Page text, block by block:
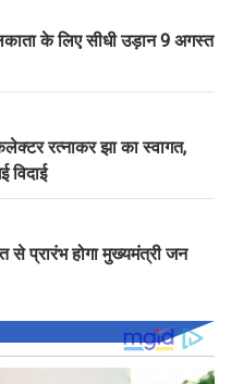
के लिए सीधी उड़ान 9 अगस्त
रत्नाकर झा का स्वागत,
विदाई
प्रारंभ होगा मुख्यमंत्री जन